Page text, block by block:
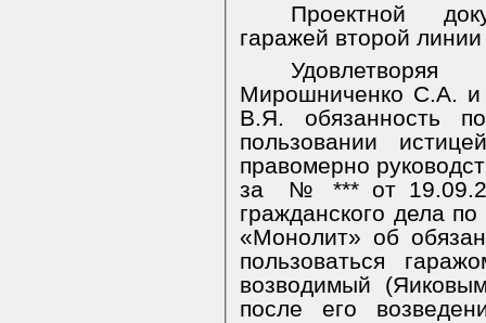
Проектной
гаражей второй
Мирошниченко С.А. и
В.Я. обязанность
пользовании
правомерно
за
№ *** от
гражданского дела
«Монолит» об
пользоваться
возводимый
после его